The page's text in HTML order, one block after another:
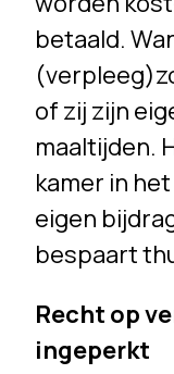
betaald.
of zij zijn
maaltijden.
kamer in
eigen
bespaart
Recht op
ingeperkt